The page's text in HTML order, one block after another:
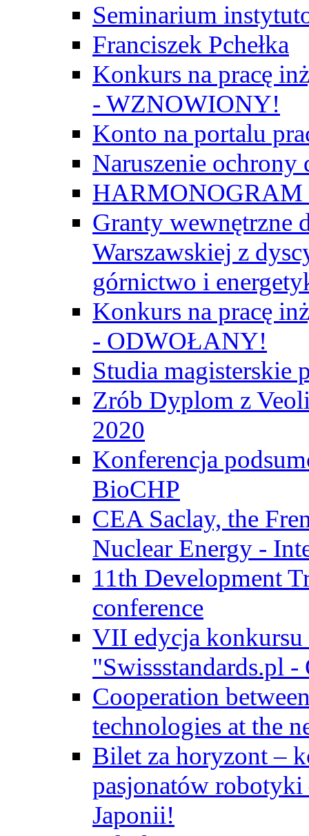
Seminarium
Franciszek Pchełka
Konkurs na pracę
- WZNOWIONY!
Konto na portalu
Naruszenie ochrony
Granty wewnętrzne
Warszawskiej z
górnictwo i
Konkurs na pracę
- ODWOŁANY!
Studia magisterskie
Zrób Dyplom z
2020
Konferencja
BioCHP
CEA Saclay, the
Nuclear Energy -
11th Development
conference
VII edycja konkursu
"Swissstandards.pl
Cooperation
technologies at the
Bilet za horyzont –
pasjonatów
Japonii!